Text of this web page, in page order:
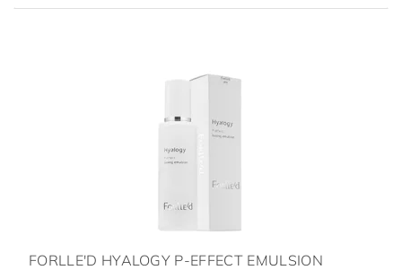
FORLLE'D HYALOGY P-EFFECT EMULSION